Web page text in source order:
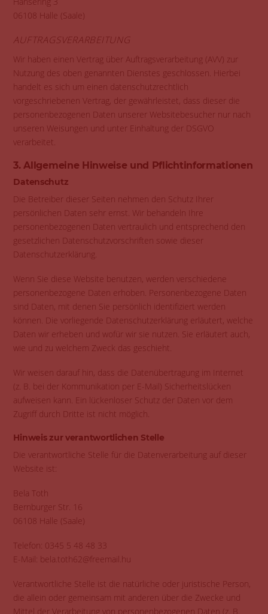
06108 Halle (Saale)
AUFTRAGSVERARBEITUNG
Wir haben einen Vertrag über Auftragsverarbeitung (AVV) zur
Nutzung des oben genannten Dienstes geschlossen. Hierbei
handelt es sich um einen datenschutzrechtlich
vorgeschriebenen Vertrag, der gewährleistet, dass dieser die
personenbezogenen Daten unserer Websitebesucher nur nach
unseren Weisungen und unter Einhaltung der DSGVO
verarbeitet.
3. Allgemeine Hinweise und Pflicht­informationen
Datenschutz
Die Betreiber dieser Seiten nehmen den Schutz Ihrer
persönlichen Daten sehr ernst. Wir behandeln Ihre
personenbezogenen Daten vertraulich und entsprechend den
gesetzlichen Datenschutzvorschriften sowie dieser
Datenschutzerklärung.
Wenn Sie diese Website benutzen, werden verschiedene
personenbezogene Daten erhoben. Personenbezogene Daten
sind Daten, mit denen Sie persönlich identifiziert werden
können. Die vorliegende Datenschutzerklärung erläutert, welche
Daten wir erheben und wofür wir sie nutzen. Sie erläutert auch,
wie und zu welchem Zweck das geschieht.
Wir weisen darauf hin, dass die Datenübertragung im Internet
(z. B. bei der Kommunikation per E-Mail) Sicherheitslücken
aufweisen kann. Ein lückenloser Schutz der Daten vor dem
Zugriff durch Dritte ist nicht möglich.
Hinweis zur verantwortlichen Stelle
Die verantwortliche Stelle für die Datenverarbeitung auf dieser
Website ist:
Bela Toth
Bernburger Str. 16
06108 Halle (Saale)
Telefon: 0345 5 48 48 33
E-Mail: bela.toth62@freemail.hu
Verantwortliche Stelle ist die natürliche oder juristische Person,
die allein oder gemeinsam mit anderen über die Zwecke und
Mittel der Verarbeitung von personenbezogenen Daten (z. B.